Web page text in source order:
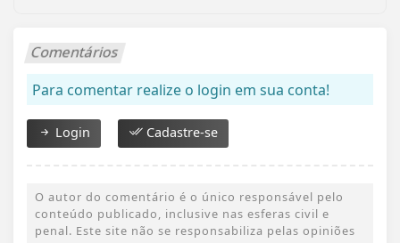
Comentários
Para comentar realize o login em sua conta!
Login Cadastre-se
O autor do comentário é o único responsável pelo
conteúdo publicado, inclusive nas esferas civil e
penal. Este site não se responsabiliza pelas opiniões